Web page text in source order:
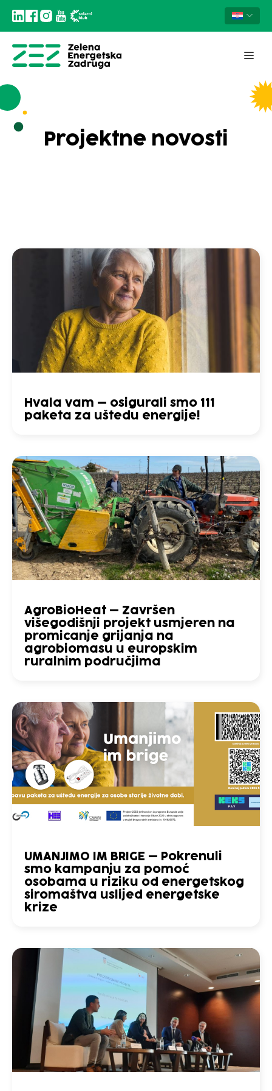
Projektne novosti
Hvala vam – osigurali smo 111
paketa za uštedu energije!
AgroBioHeat – Završen
višegodišnji projekt usmjeren na
promicanje grijanja na
agrobiomasu u europskim
ruralnim područjima
UMANJIMO IM BRIGE – Pokrenuli
smo kampanju za pomoć
osobama u riziku od energetskog
siromaštva uslijed energetske
krize